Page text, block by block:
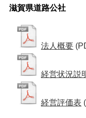
滋賀県道路公社
法人概要
経営状況説
経営評価表